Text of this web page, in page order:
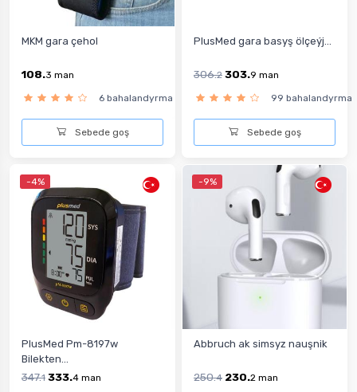
MKM gara çehol
108.3 man
6 bahalandyrma
Sebede goş
PlusMed gara basyş ölçeýj...
306.2 303.9 man
99 bahalandyrma
Sebede goş
-4%
PlusMed Pm-8197w
Bilekten...
347.1 333.4 man
-9%
Abbruch ak simsyz nauşnik
250.4 230.2 man